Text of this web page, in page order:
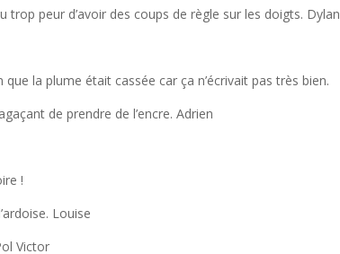
trop peur d’avoir des coups de règle sur les doigts. Dylan
que la plume était cassée car ça n’écrivait pas très bien.
de prendre de l’encre. Adrien
!
Louise
Victor